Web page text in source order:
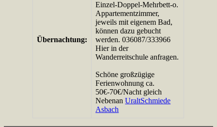
Übernachtung:
Einzel-Doppel-Mehrbett-o.
Appartementzimmer,
jeweils mit eigenem Bad,
können dazu gebucht
werden. 036087/333966
Hier in der
Wanderreitschule anfragen.
Schöne großzügige
Ferienwohnung ca.
50€-70€/Nacht gleich
NebenanUraltSchmiede
Asbach